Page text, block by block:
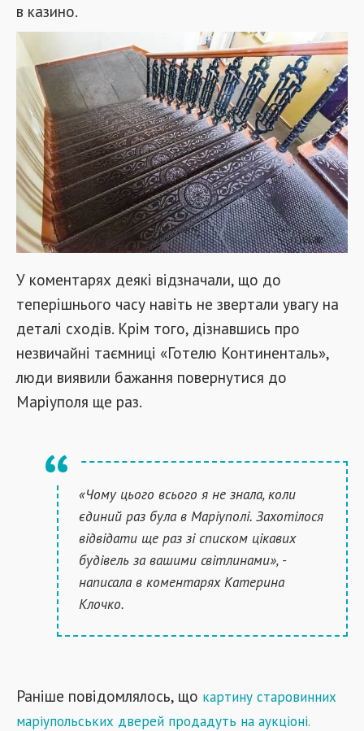
в казино.
У коментарях деякі відзначали, що до
теперішнього часу навіть не звертали увагу на
деталі сходів. Крім того, дізнавшись про
незвичайні таємниці «Готелю Континенталь»,
люди виявили бажання повернутися до
Маріуполя ще раз.
«Чому цього всього я не знала, коли
єдиний раз була в Маріуполі. Захотілося
відвідати ще раз зі списком цікавих
будівель за вашими світлинами», -
написала в коментарях Катерина
Клочко.
Раніше повідомлялось, що картину старовинних
маріупольських дверей продадуть на аукціоні.